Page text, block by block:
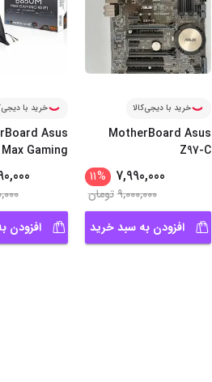
خرید با دیجی‌کالا
MotherBoard Asus
Z97-C
7,990,000
%
11
9,000,000تومان
افزودن به سبد خرید
خرید با
Asus
Gaming
افزودن